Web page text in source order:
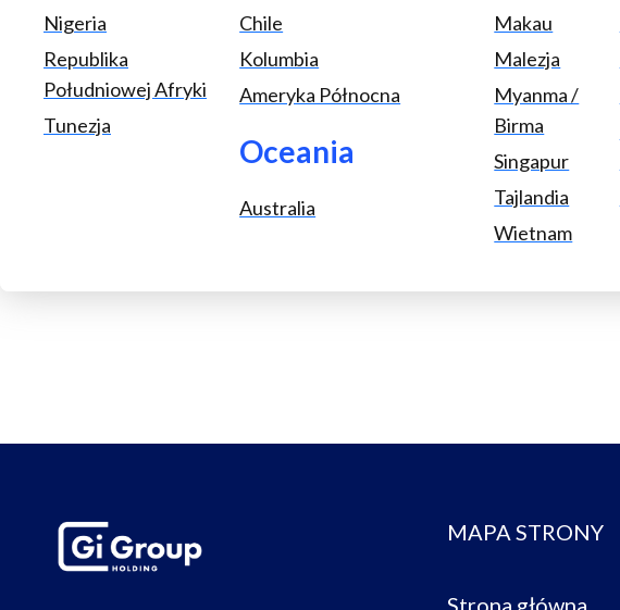
Nigeria
Republika
Południowej Afryki
Tunezja
Chile
Kolumbia
Ameryka Północna
Oceania
Australia
Makau
Malezja
Myanma /
Birma
Singapur
Tajlandia
Wietnam
MAPA STRONY
Strona główna